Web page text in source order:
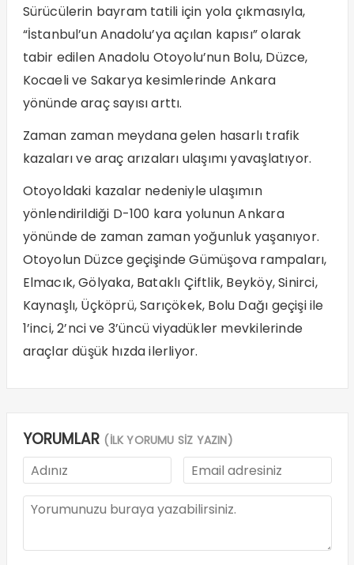
Sürücülerin bayram tatili için yola çıkmasıyla,
“İstanbul’un Anadolu’ya açılan kapısı” olarak
tabir edilen Anadolu Otoyolu’nun Bolu, Düzce,
Kocaeli ve Sakarya kesimlerinde Ankara
yönünde araç sayısı arttı.
Zaman zaman meydana gelen hasarlı trafik
kazaları ve araç arızaları ulaşımı yavaşlatıyor.
Otoyoldaki kazalar nedeniyle ulaşımın
yönlendirildiği D-100 kara yolunun Ankara
yönünde de zaman zaman yoğunluk yaşanıyor.
Otoyolun Düzce geçişinde Gümüşova rampaları,
Elmacık, Gölyaka, Bataklı Çiftlik, Beyköy, Sinirci,
Kaynaşlı, Üçköprü, Sarıçökek, Bolu Dağı geçişi ile
1’inci, 2’nci ve 3’üncü viyadükler mevkilerinde
araçlar düşük hızda ilerliyor.
YORUMLAR (İLK YORUMU SİZ YAZIN)